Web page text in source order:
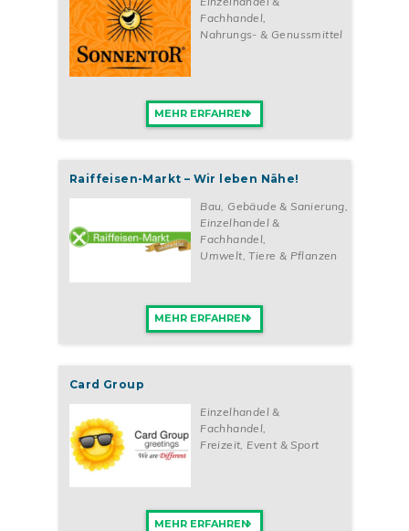
Fachhandel
Nahrungs- & Genussmittel
MEHR ERFAHREN
Raiffeisen-Markt – Wir leben Nähe!
Bau, Gebäude & Sanierung,
Einzelhandel &
Fachhandel,
Umwelt, Tiere & Pflanzen
MEHR ERFAHREN
Card Group
Einzelhandel &
Fachhandel
Freizeit, Event & Sport
MEHR ERFAHREN